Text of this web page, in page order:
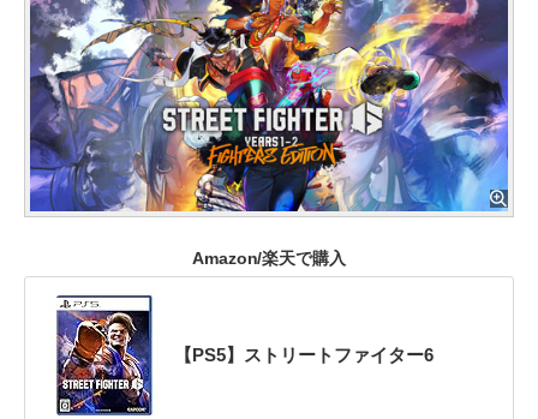
Amazon/楽天で購入
【PS5】ストリートファイター6